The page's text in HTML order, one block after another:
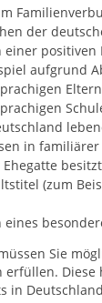
der
einer
aufgrund
in
(zum
eines
Sie
erfüllen. Diese
in